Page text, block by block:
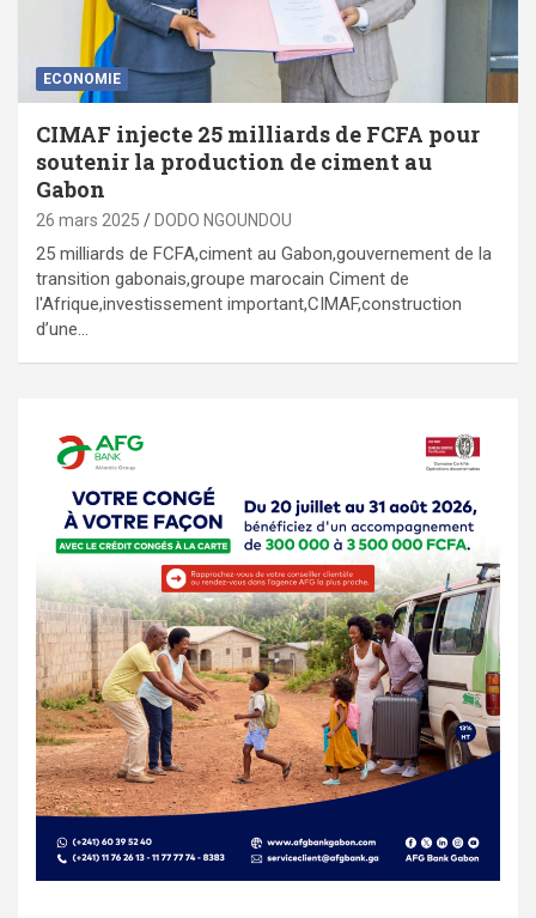
ECONOMIE
CIMAF injecte 25 milliards de FCFA pour
soutenir la production de ciment au
Gabon
26 mars 2025 DODO NGOUNDOU
25 milliards de FCFA,ciment au Gabon,gouvernement de la
transition gabonais,groupe marocain Ciment de
l'Afrique,investissement important,CIMAF,construction
d’une…